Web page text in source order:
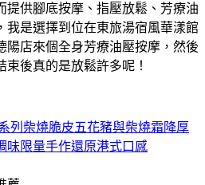
提供腳底按摩、指壓放鬆、芳療油
我是選擇到位在東旅湯宿風華漾館
陽店來個全身芳療油壓按摩，然後
後真的是放鬆許多呢！
列柴燒脆皮五花豬與柴燒霜降厚
味限量手作還原港式口感